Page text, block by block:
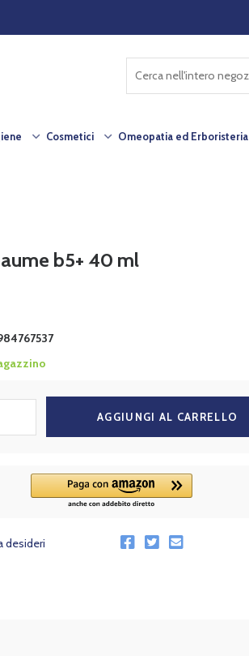
Cosmetici Omeopatia ed Erboristeria
b5+ 40 ml
AGGIUNGI AL CARRELLO
desideri